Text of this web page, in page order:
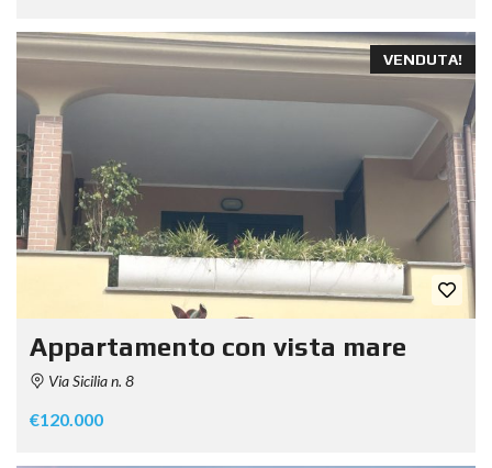
VENDUTA!
Appartamento con vista mare
Via Sicilia n. 8
€120.000